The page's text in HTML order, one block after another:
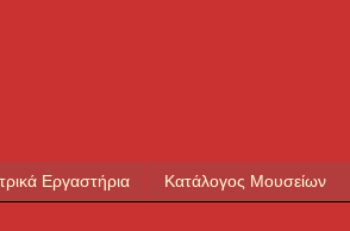
Εργαστήρια Κατάλογος Μουσείων